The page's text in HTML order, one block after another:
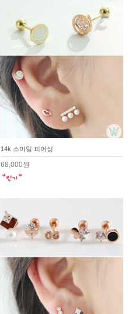
14k 스마일 피어싱
68,000원